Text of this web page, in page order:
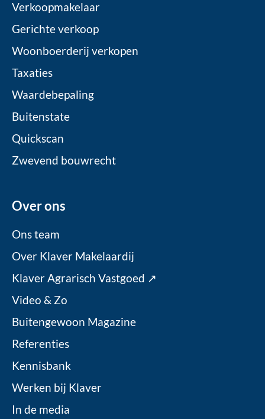
Verkoopmakelaar
Gerichte verkoop
Woonboerderij verkopen
Taxaties
Waardebepaling
Buitenstate
Quickscan
Zwevend bouwrecht
Over ons
Ons team
Over Klaver Makelaardij
Klaver Agrarisch Vastgoed ↗
Video & Zo
Buitengewoon Magazine
Referenties
Kennisbank
Werken bij Klaver
In de media